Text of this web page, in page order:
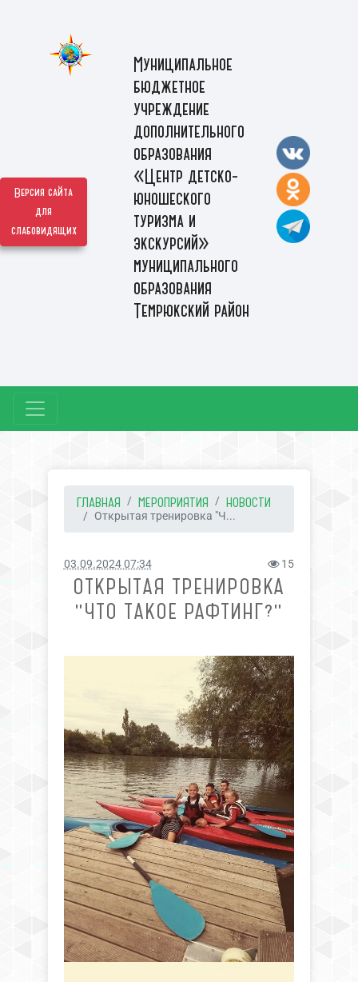
Версия сайта
для
слабовидящих
Муниципальное
бюджетное
учреждение
дополнительного
образования
«Центр детско-
юношеского
туризма и
экскурсий»
муниципального
образования
Темрюкский район
ГЛАВНАЯ МЕРОПРИЯТИЯ НОВОСТИ
Открытая тренировка "Ч...
03.09.2024 07:34 15
ОТКРЫТАЯ ТРЕНИРОВКА
"ЧТО ТАКОЕ РАФТИНГ?"